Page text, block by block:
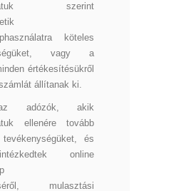
szerint
köteles
vagy a
értékesítésükről
állítanak ki.
adózók, akik
ellenére tovább
és
online
mulasztási